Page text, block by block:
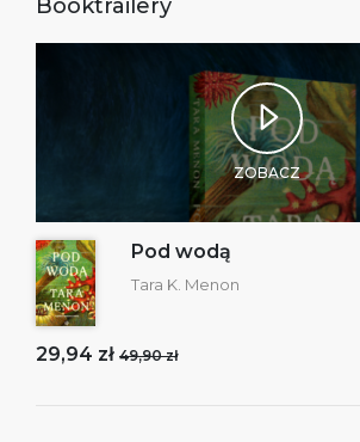
Booktrailery
ZOBACZ
Pod wodą
Tara K. Menon
29,94 zł 49,90 zł